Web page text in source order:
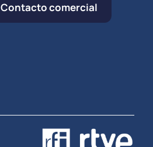
Contacto comercial